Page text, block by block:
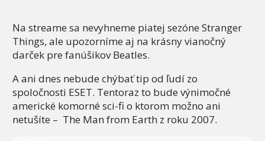
Na streame sa nevyhneme piatej sezóne Stranger
Things, ale upozorníme aj na krásny vianočný
darček pre fanúšikov Beatles.
A ani dnes nebude chýbať tip od ľudí zo
spoločnosti ESET. Tentoraz to bude výnimočné
americké komorné sci-fi o ktorom možno ani
netušíte – The Man from Earth z roku 2007.